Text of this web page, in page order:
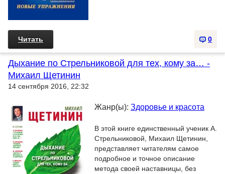
0
Читать
Дыхание по Стрельниковой для тех, кому за… -
Михаил Щетинин
14 сентября 2016, 22:32
Жанр(ы): Здоровье и красота
В этой книге единственный ученик А.
Стрельниковой, Михаил Щетинин,
представляет читателям самое
подробное и точное описание
метода своей наставницы, без